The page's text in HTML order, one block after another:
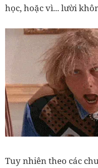
học, hoặc vì... lười
Tuy nhiên theo các